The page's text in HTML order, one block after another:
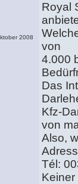
2008
Royal
von
4.000
Das
Kfz-
von
Also,
Tél:
Keiner